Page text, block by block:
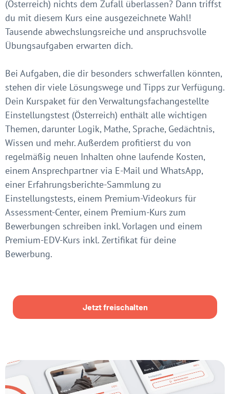
(Österreich) nichts dem Zufall überlassen? Dann triffst
du mit diesem Kurs eine ausgezeichnete Wahl!
Tausende abwechslungsreiche und anspruchsvolle
Übungsaufgaben erwarten dich.
Bei Aufgaben, die dir besonders schwerfallen könnten,
stehen dir viele Lösungswege und Tipps zur Verfügung.
Dein Kurspaket für den Verwaltungsfachangestellte
Einstellungstest (Österreich) enthält alle wichtigen
Themen, darunter Logik, Mathe, Sprache, Gedächtnis,
Wissen und mehr. Außerdem profitierst du von
regelmäßig neuen Inhalten ohne laufende Kosten,
einem Ansprechpartner via E-Mail und WhatsApp,
einer Erfahrungsberichte-Sammlung zu
Einstellungstests, einem Premium-Videokurs für
Assessment-Center, einem Premium-Kurs zum
Bewerbungen schreiben inkl. Vorlagen und einem
Premium-EDV-Kurs inkl. Zertifikat für deine
Bewerbung.
Jetzt freischalten